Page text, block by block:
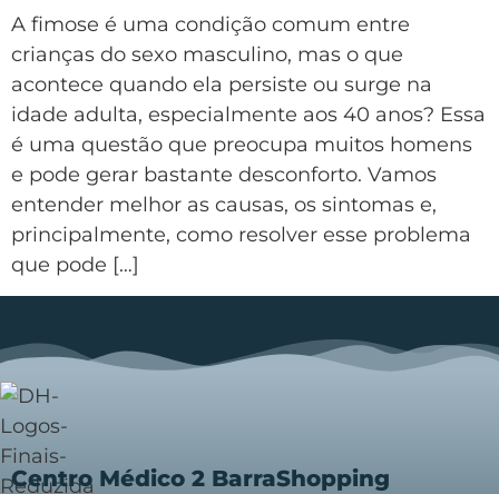
A fimose é uma condição comum entre
crianças do sexo masculino, mas o que
acontece quando ela persiste ou surge na
idade adulta, especialmente aos 40 anos? Essa
é uma questão que preocupa muitos homens
e pode gerar bastante desconforto. Vamos
entender melhor as causas, os sintomas e,
principalmente, como resolver esse problema
que pode […]
Centro Médico 2 BarraShopping